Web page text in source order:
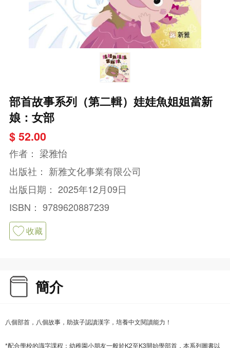
部首故事系列（第二輯）娃娃魚姐姐當新
娘：女部
$ 52.00
作者： 梁雅怡
出版社： 新雅文化事業有限公司
出版日期： 2025年12月09日
ISBN： 9789620887239
收藏
簡介
八個部首，八個故事，助孩子認讀漢字，培養中文閱讀能力！
*配合學校的識字課程：幼稚園小朋友一般於K2至K3開始學部首，本系列圖書以